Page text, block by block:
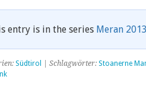
entry is in the series Meran 2013
Südtirol | Schlagwörter: Stoanerne